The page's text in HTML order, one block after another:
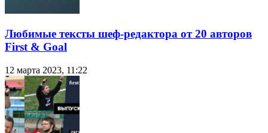
Любимые тексты шеф-редактора от 20 авторов
First & Goal
12 марта 2023, 11:22